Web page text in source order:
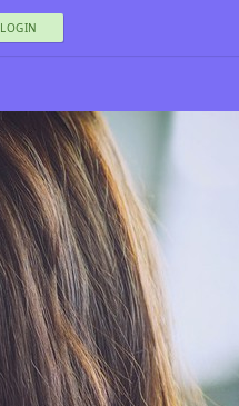
LOGIN